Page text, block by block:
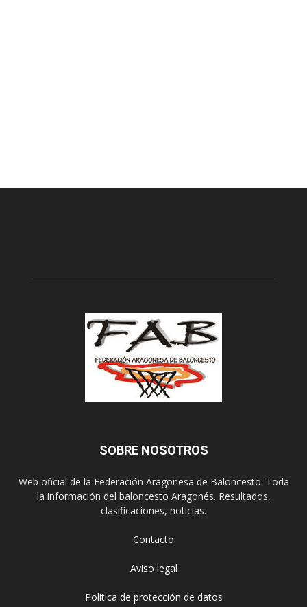
SOBRE NOSOTROS
Web oficial de la Federación Aragonesa de Baloncesto. Toda
la información del baloncesto Aragonés. Resultados,
clasificaciones, noticias.
Contacto
Aviso legal
Política de protección de datos